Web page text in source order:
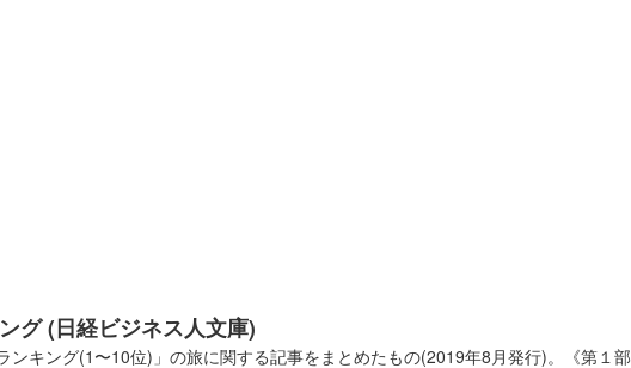
グ (日経ビジネス人文庫)
キング(1〜10位)」の旅に関する記事をまとめたもの(2019年8月発行)。《第１